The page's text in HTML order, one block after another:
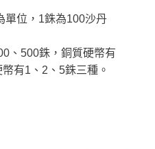
單位，1銖為100沙丹
、500銖，銅質硬幣有
有1、2、5銖三種。